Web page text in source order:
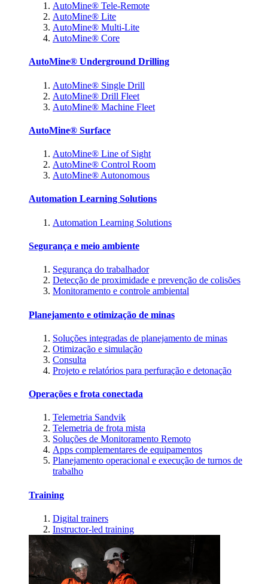
AutoMine® Tele-Remote
AutoMine® Lite
AutoMine® Multi-Lite
AutoMine® Core
AutoMine® Underground Drilling
AutoMine® Single Drill
AutoMine® Drill Fleet
AutoMine® Machine Fleet
AutoMine® Surface
AutoMine® Line of Sight
AutoMine® Control Room
AutoMine® Autonomous
Automation Learning Solutions
Automation Learning Solutions
Segurança e meio ambiente
Segurança do trabalhador
Detecção de proximidade e prevenção de colisões
Monitoramento e controle ambiental
Planejamento e otimização de minas
Soluções integradas de planejamento de minas
Otimização e simulação
Consulta
Projeto e relatórios para perfuração e detonação
Operações e frota conectada
Telemetria Sandvik
Telemetria de frota mista
Soluções de Monitoramento Remoto
Apps complementares de equipamentos
Planejamento operacional e execução de turnos de
trabalho
Training
Digital trainers
Instructor-led training